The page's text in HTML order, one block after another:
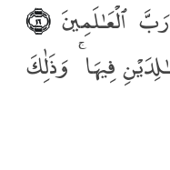
ٱلْعَـٰلَمِينَ﴿١٦﴾
فِيهَا ۚ وَذَٰلِكَ